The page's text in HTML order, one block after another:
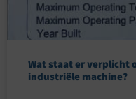
Wat staat er verplicht
industriële machine?